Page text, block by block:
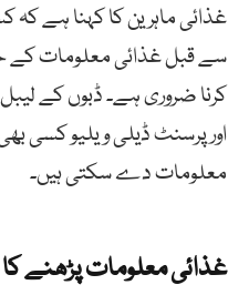
غذائی ماہرین کا کہنا ہے کہ
سے قبل غذائی معلومات
کرنا ضروری ہے۔ ڈبوں کے لیبل
اور پرسنٹ ڈیلی ویلیو کسی
معلومات دے سکتی ہیں۔
غذائی معلومات پڑھنے کا